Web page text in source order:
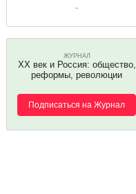
ЖУРНАЛ
ХХ век и Россия: общество,
реформы, революции
Подписаться на Журнал